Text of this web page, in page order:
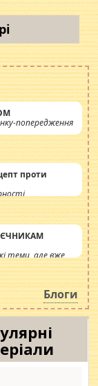
попередження
проти
теми, але вже
інсенуації
Блоги